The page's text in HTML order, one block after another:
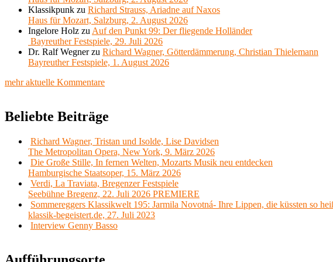
Klassikpunk zu Richard Strauss, Ariadne auf Naxos
Haus für Mozart, Salzburg, 2. August 2026
Ingelore Holz zu Auf den Punkt 99: Der fliegende Holländer
Bayreuther Festspiele, 29. Juli 2026
Dr. Ralf Wegnerzu Richard Wagner, Götterdämmerung, Christian Thielemann
Bayreuther Festspiele, 1. August 2026
mehr aktuelle Kommentare
Beliebte Beiträge
Richard Wagner, Tristan und Isolde, Lise Davidsen
The Metropolitan Opera, New York, 9. März 2026
Die Große Stille, In fernen Welten, Mozarts Musik neu entdecken
Hamburgische Staatsoper, 15. März 2026
Verdi, La Traviata, Bregenzer Festspiele
Seebühne Bregenz, 22. Juli 2026 PREMIERE
Sommereggers Klassikwelt 195: Jarmila Novotná- Ihre Lippen, die küssten so
klassik-begeistert.de, 27. Juli 2023
Interview Genny Basso